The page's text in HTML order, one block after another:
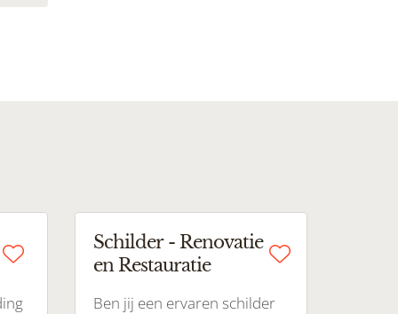
Schilder - Renovatie
en Restauratie
Ben jij een ervaren schilder